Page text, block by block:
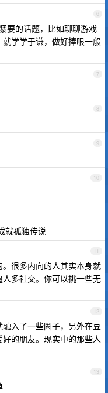
6
要的话题，比如聊聊游戏
学学于谦，做好捧哏一般
7
8
9
10
就孤独传说
11
很多内向的人其实本身就
多社交。你可以挑一些无
12
入了一些圈子，另外在豆
的朋友。现实中的那些人
13